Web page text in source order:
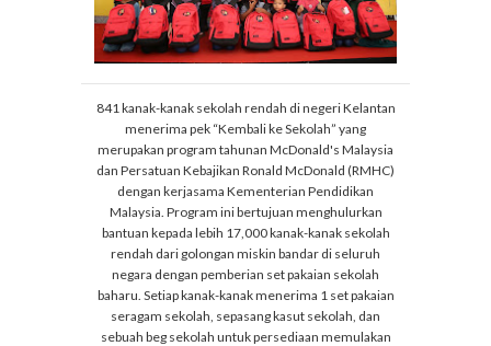
841 kanak-kanak sekolah rendah di negeri Kelantan
menerima pek “Kembali ke Sekolah” yang
merupakan program tahunan McDonald's Malaysia
dan Persatuan Kebajikan Ronald McDonald (RMHC)
dengan kerjasama Kementerian Pendidikan
Malaysia. Program ini bertujuan menghulurkan
bantuan kepada lebih 17,000 kanak-kanak sekolah
rendah dari golongan miskin bandar di seluruh
negara dengan pemberian set pakaian sekolah
baharu. Setiap kanak-kanak menerima 1 set pakaian
seragam sekolah, sepasang kasut sekolah, dan
sebuah beg sekolah untuk persediaan memulakan